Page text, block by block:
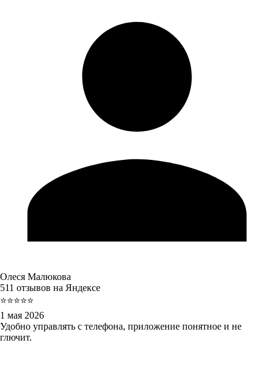
Олеся Малюкова
511 отзывов на Яндексе
⭐⭐⭐⭐⭐
1 мая 2026
Удобно управлять с телефона, приложение понятное и не
глючит.